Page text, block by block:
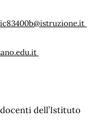
dell’Istituto